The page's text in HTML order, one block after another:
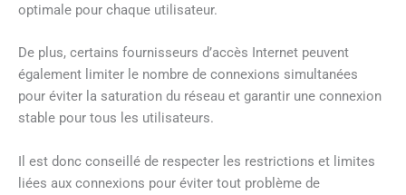
optimale pour chaque utilisateur.
De plus, certains fournisseurs d’accès Internet peuvent
également limiter le nombre de connexions simultanées
pour éviter la saturation du réseau et garantir une connexion
stable pour tous les utilisateurs.
Il est donc conseillé de respecter les restrictions et limites
liées aux connexions pour éviter tout problème de